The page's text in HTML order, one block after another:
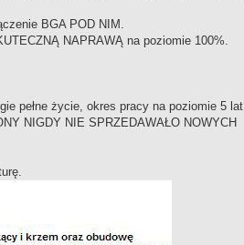
BGA POD NIM.
NAPRAWĄ na poziomie 100%.
pełne życie, okres pracy na poziomie 5 lat
NIGDY NIE SPRZEDAWAŁO NOWYCH